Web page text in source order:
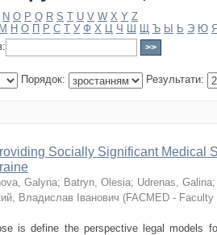
N O P Q R S T U V W X Y Z
М Н О П Р С Т У Ф Х Ц Ч Ш Щ Ъ Ы Ь Э Ю
Порядок: Результати:
Socially Significant Medical
Galyna; Batryn, Olesia; Udrenas, Galina
Владислав Іванович (FACMED -
is define the perspective legal models